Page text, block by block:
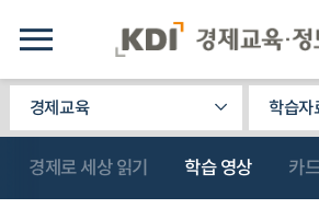
경제교육 학습자
경제로 세상 읽기 학습 영상 카